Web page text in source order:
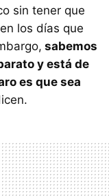
sin tener que
los días que
sabemos
y está de
es que sea